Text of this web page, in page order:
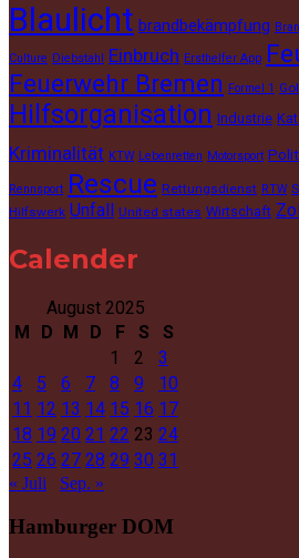
Blaulicht brandbekämpfung
Culture Diebstahl Einbruch Ersthelfer App
Feuerwehr Bremen
Formel 1
Hilfsorganisation Industrie
Kriminalität KTW Lebenretten Motorsport
Rennsport Rescue Rettungsdienst RTW
Hilfswerk Unfall United states Wirtschaft Zoll
Calender
August 2025
M
D M D F S
S
1
2
3
4
5 6 7 8 9
10
11 12 13 14 15 16 17
18 19 20 21 22 23 24
25 26 27 28 29 30 31
« Juli Sep. »
Hamburger DOM